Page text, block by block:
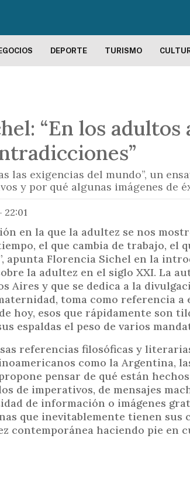
DEPORTE TURISMO
“En los
las exigencias del mundo”, un
y por qué algunas imágenes
en la que la adultez se nos
el que cambia de trabajo, el
apunta Florencia Sichel en la
la adultez en el siglo XXI. La
Aires y que se dedica a la
toma como referencia
hoy, esos que rápidamente son
espaldas el peso de varios
referencias filosóficas y
como la Argentina,
pensar de qué están
de imperativos, de mensajes
de información o imágenes
que inevitablemente tienen
contemporánea haciendo pie en